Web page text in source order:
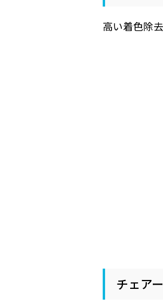
高い着色除
チェア